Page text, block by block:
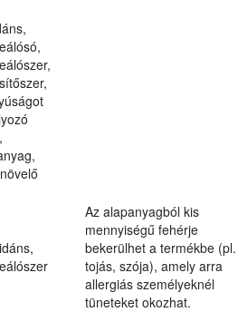
Az alapanyagból kis
mennyiségű fehérje
bekerülhet a termékbe (pl.
tojás, szója), amely arra
allergiás személyeknél
tüneteket okozhat.